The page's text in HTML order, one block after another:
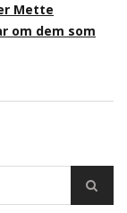
Mette
om dem som